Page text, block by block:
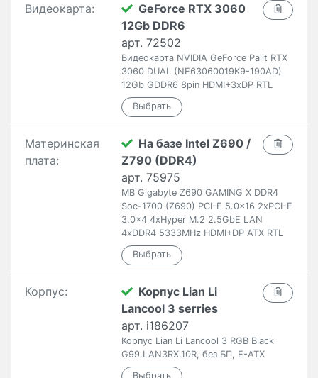
Видеокарта:
GeForce RTX 3060
12Gb DDR6
арт. 72502
Видеокарта NVIDIA GeForce Palit RTX
3060 DUAL (NE63060019K9-190AD)
12Gb GDDR6 8pin HDMI+3xDP RTL
Материнская
плата:
На базе Intel Z690 /
Z790 (DDR4)
арт. 75975
MB Gigabyte Z690 GAMING X DDR4
Soc-1700 (Z690) PCI-E 5.0x16 2xPCI-E
3.0x4 4xHyper M.2 2.5GbE LAN
4xDDR4 5333MHz HDMI+DP ATX RTL
Корпус:
Корпус Lian Li
Lancool 3 serries
арт. i186207
Корпус Lian Li Lancool 3 RGB Black
G99.LAN3RX.10R, без БП, E-ATX